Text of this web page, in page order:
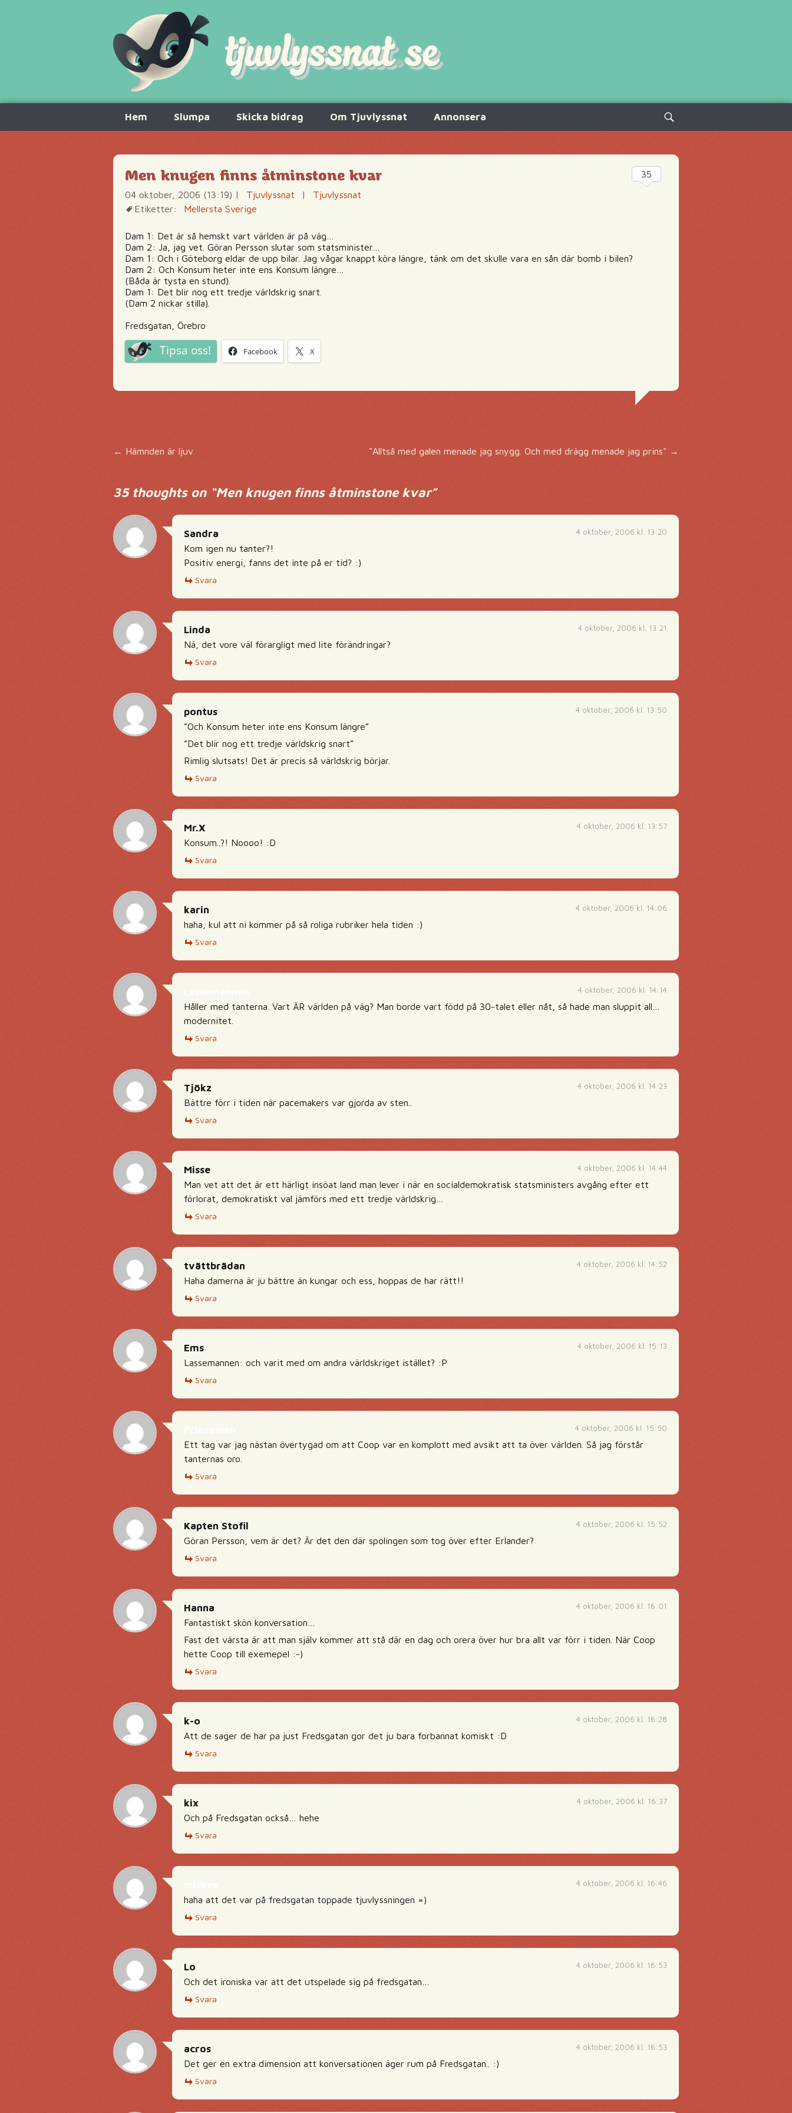
innehåll
Hem Slumpa Skicka bidrag Om Tjuvlyssnat Annonsera
Sök
efter:
Men knugen finns åtminstone kvar
04 oktober, 2006 (13:19) | Tjuvlyssnat |
Tjuvlyssnat
Etiketter:
Mellersta Sverige
Dam 1: Det är så hemskt vart världen är på väg…
Dam 2: Ja, jag vet. Göran Persson slutar som statsminister…
Dam 1: Och i Göteborg eldar de upp bilar. Jag vågar knappt köra längre, tänk om det skulle vara en sån där bomb i bilen?
Dam 2: Och Konsum heter inte ens Konsum längre…
(Båda är tysta en stund).
Dam 1: Det blir nog ett tredje världskrig snart.
(Dam 2 nickar stilla).
Fredsgatan, Örebro
Tipsa oss! Facebook X
35
Inläggsnavigering
← Hämnden är ljuv "Alltså med galen menade jag snygg. Och med drägg menade jag prins" →
35 thoughts on “Men knugen finns åtminstone kvar”
4 oktober, 2006 kl. 13:20
Sandra
Kom igen nu tanter?!
Positiv energi, fanns det inte på er tid? :)
Svara
4 oktober, 2006 kl. 13:21
Linda
Nä, det vore väl förargligt med lite förändringar?
Svara
4 oktober, 2006 kl. 13:50
pontus
”Och Konsum heter inte ens Konsum längre”
”Det blir nog ett tredje världskrig snart”
Rimlig slutsats! Det är precis så världskrig börjar.
Svara
4 oktober, 2006 kl. 13:57
Mr.X
Konsum..?! Noooo! :D
Svara
4 oktober, 2006 kl. 14:06
karin
haha, kul att ni kommer på så roliga rubriker hela tiden :)
Svara
4 oktober, 2006 kl. 14:14
Håller med tanterna. Vart ÄR världen på väg? Man borde vart född på 30-talet eller nåt, så hade man sluppit all…
modernitet.
Svara
4 oktober, 2006 kl. 14:23
Tjökz
Bättre förr i tiden när pacemakers var gjorda av sten..
Svara
4 oktober, 2006 kl. 14:44
Misse
Man vet att det är ett härligt insöat land man lever i när en socialdemokratisk statsministers avgång efter ett
förlorat, demokratiskt val jämförs med ett tredje världskrig…
Svara
4 oktober, 2006 kl. 14:52
tvättbrädan
Haha damerna är ju bättre än kungar och ess, hoppas de har rätt!!
Svara
4 oktober, 2006 kl. 15:13
Ems
Lassemannen: och varit med om andra världskriget istället? :P
Svara
4 oktober, 2006 kl. 15:50
Ett tag var jag nästan övertygad om att Coop var en komplott med avsikt att ta över världen. Så jag förstår
tanternas oro.
Svara
4 oktober, 2006 kl. 15:52
Kapten Stofil
Göran Persson, vem är det? Är det den där spolingen som tog över efter Erlander?
Svara
4 oktober, 2006 kl. 16:01
Hanna
Fantastiskt skön konversation…
Fast det värsta är att man själv kommer att stå där en dag och orera över hur bra allt var förr i tiden. När Coop
hette Coop till exemepel :-)
Svara
4 oktober, 2006 kl. 16:28
k-o
Att de sager de har pa just Fredsgatan gor det ju bara forbannat komiskt :D
Svara
4 oktober, 2006 kl. 16:37
kix
Och på Fredsgatan också… hehe
Svara
4 oktober, 2006 kl. 16:46
haha att det var på fredsgatan toppade tjuvlyssningen =)
Svara
4 oktober, 2006 kl. 16:53
Lo
Och det ironiska var att det utspelade sig på fredsgatan…
Svara
4 oktober, 2006 kl. 16:53
acros
Det ger en extra dimension att konversationen äger rum på Fredsgatan.. :)
Svara